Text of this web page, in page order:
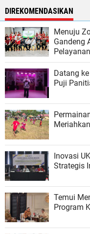
DIREKOMENDASIKAN
Menuju
Gandeng
Pelayanan
Datang
Puji
Inovasi
Strategis
Temui
Program